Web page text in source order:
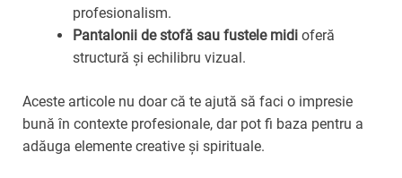
profesionalism.
Pantalonii de stofă sau fustele midi oferă
structură și echilibru vizual.
Aceste articole nu doar că te ajută să faci o impresie
bună în contexte profesionale, dar pot fi baza pentru a
adăuga elemente creative și spirituale.